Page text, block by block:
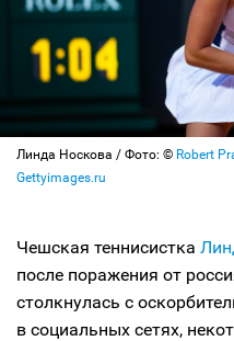
Линда Носкова / Фото: © Robert
Gettyimages.ru
Чешская теннисистка
после поражения от
столкнулась с
в социальных сетях,